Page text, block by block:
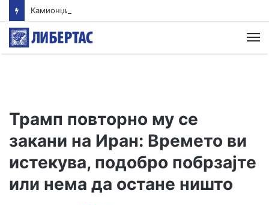
Трамп повторно му се
закани на Иран: Времето ви
истекува, подобро побрзајте
или нема да остане ништо